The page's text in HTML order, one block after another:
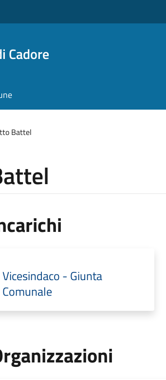
Cadore
Battel
Vicesindaco - Giunta
Comunale